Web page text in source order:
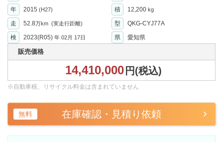
年
2015 (H27) 積 12,200 kg
走 52.8万km (実走行距離) 型
QKG-CYJ77A
検
2023(R05) 年 02月 17日 県 愛知県
販売価格
14,410,000 円(税込)
※自動車税、リサイクル料金は含まれていません
無料 在庫確認・見積り依頼